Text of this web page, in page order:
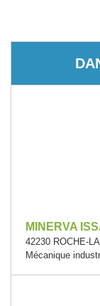
MINERVA
42230 ROCHE-
Mécanique